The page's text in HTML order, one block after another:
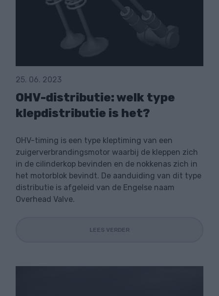
25. 06. 2023
OHV-distributie: welk type
klepdistributie is het?
OHV-timing is een type kleptiming van een
zuigerverbrandingsmotor waarbij de kleppen zich
in de cilinderkop bevinden en de nokkenas zich in
het motorblok bevindt. De aanduiding van dit type
distributie is afgeleid van de Engelse naam
Overhead Valve.
LEES VERDER